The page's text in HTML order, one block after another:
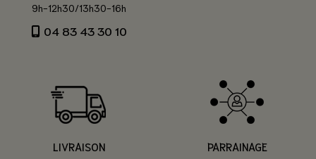
9h-12h30/13h30-16h
04 83 43 30 10
LIVRAISON PARRAINAGE